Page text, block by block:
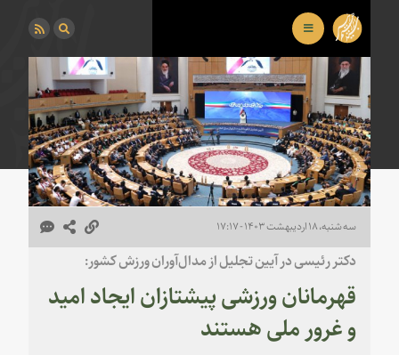
سه شنبه، ۱۸ اردیبهشت ۱۴۰۳ - ۱۷:۱۷
دکتر رئیسی در آیین تجلیل از مدال‌آوران ورزش کشور:
قهرمانان ورزشی پیشتازان ایجاد امید
و غرور ملی هستند